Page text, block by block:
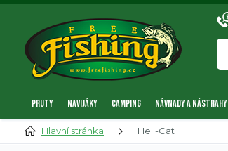
PRUTY NAVIJÁKY CAMPING NÁVNADY A NÁSTRAHY
Hlavní stránka Hell-Cat